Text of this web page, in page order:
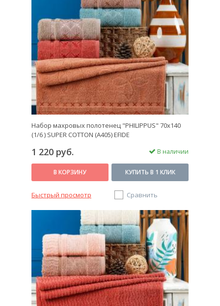
Набор махровых полотенец "PHILIPPUS" 70х140
(1/6 ) SUPER COTTON (A405) EFIDE
1 220 руб. В наличии
В КОРЗИНУ КУПИТЬ В 1 КЛИК
Быстрый просмотр Сравнить